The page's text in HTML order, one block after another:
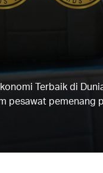
Terbaik di
pesawat